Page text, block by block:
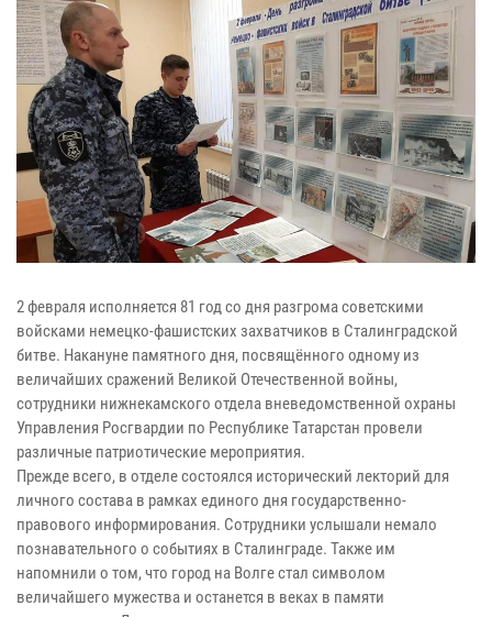
2 февраля исполняется 81 год со дня разгрома советскими
войсками немецко-фашистских захватчиков в Сталинградской
битве. Накануне памятного дня, посвящённого одному из
величайших сражений Великой Отечественной войны,
сотрудники нижнекамского отдела вневедомственной охраны
Управления Росгвардии по Республике Татарстан провели
различные патриотические мероприятия.
Прежде всего, в отделе состоялся исторический лекторий для
личного состава в рамках единого дня государственно-
правового информирования. Сотрудники услышали немало
познавательного о событиях в Сталинграде. Также им
напомнили о том, что город на Волге стал символом
величайшего мужества и останется в веках в памяти